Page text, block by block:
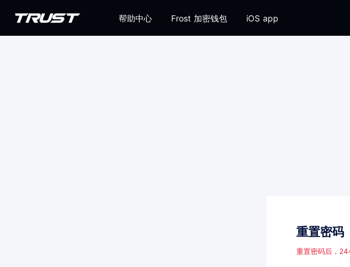
帮助中心 Frost 加密钱包 iOS app
重置密码
重置密码后，24